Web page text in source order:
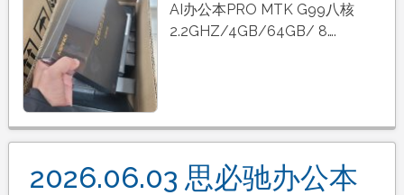
AI办公本PRO MTK G99八核
2.2GHZ/4GB/64GB/ 8….
2026.06.03 思必驰办公本